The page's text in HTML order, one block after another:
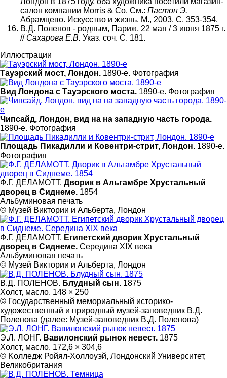
салон компании Morris & Co. См.: Пастон Э.
Абрамцево. Искусство и жизнь. М., 2003. С. 353-354.
В.Д. Поленов - родным, Париж, 22 мая / 3 июня 1875 г.
// Сахарова Е.В. Указ. соч. С. 181.
Иллюстрации
Тауэрский мост, Лондон. 1890-е. Фотография
Вид Лондона с Тауэрского моста. 1890-е. Фотография
Чипсайд, Лондон, вид на на западную часть города.
1890-e. Фотография
Площадь Пикадилли и Ковентри-стрит, Лондон. 1890-e.
Фотография
Ф.Г. ДЕЛАМОТТ. Дворик в Альгамбре Хрустальный
дворец в Сиднеме. 1854
Альбуминовая печать
© Музей Виктории и Альберта, Лондон
Ф.Г. ДЕЛАМОТТ. Египетский дворик Хрустальный
дворец в Сиднеме. Середина XIX века
Альбуминовая печать
© Музей Виктории и Альберта, Лондон
В.Д. ПОЛЕНОВ. Блудный сын. 1875
Холст, масло. 148 × 250
© Государственный мемориальный историко-
художественный и природный музей-заповедник В.Д.
Поленова (далее: Музей-заповедник В.Д. Поленова)
Э.Л. ЛОНГ. Вавилонский рынок невест. 1875
Холст, масло. 172,6 × 304,6
© Kолледж Ройял-Холлоуэй, Лондонский Университет,
Великобритания